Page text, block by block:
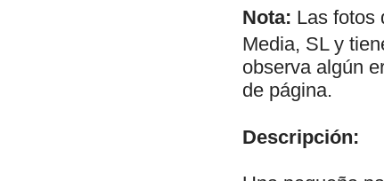
Nota: Las fotos
Media, SL y
observa algún
de página.
Descripción: